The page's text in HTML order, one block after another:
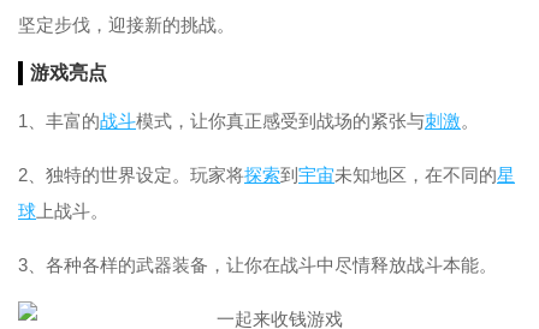
坚定步伐，迎接新的挑战。
游戏亮点
1、丰富的战斗模式，让你真正感受到战场的紧张与刺激。
2、独特的世界设定。玩家将探索到 宇宙未知地区，在不同的星
球 上战斗。
3、各种各样的武器装备，让你在战斗中尽情释放战斗本能。